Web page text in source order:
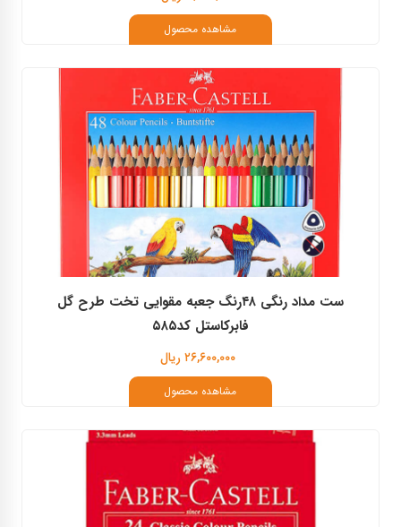
مشاهده محصول
ست مداد رنگی ۴۸رنگ جعبه مقوایی تخت طرح گل
فابرکاستل کد۵۸۵
۲۶,۶۰۰,۰۰۰ ریال
مشاهده محصول